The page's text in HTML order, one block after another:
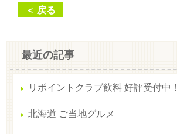
＜ 戻る
最近の記事
リポイントクラブ飲料 好評受付中！
北海道 ご当地グルメ